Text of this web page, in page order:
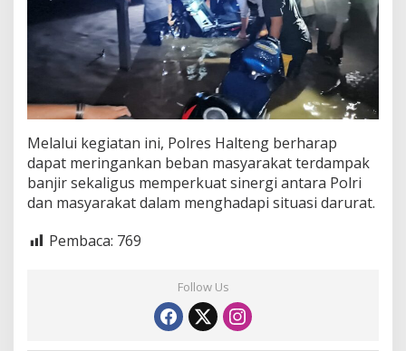
Melalui kegiatan ini, Polres Halteng berharap
dapat meringankan beban masyarakat terdampak
banjir sekaligus memperkuat sinergi antara Polri
dan masyarakat dalam menghadapi situasi darurat.
Pembaca: 769
Follow Us